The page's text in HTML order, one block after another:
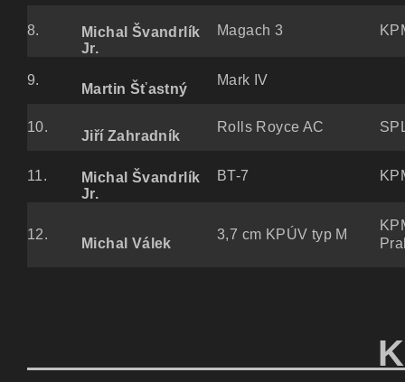
8.
Michal Švandrlík
Jr.
Magach 3
9.
Martin Šťastný
Mark IV
10.
Jiří Zahradník
Rolls Royce AC
11.
Michal Švandrlík
Jr.
BT-7
12.
Michal Válek
3,7 cm KPÚV typ M